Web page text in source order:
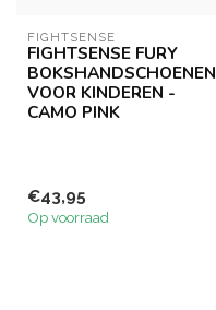
FIGHTSENSE
FIGHTSENSE FURY
BOKSHANDSCHOENEN
VOOR KINDEREN -
CAMO PINK
€43,95
Op voorraad